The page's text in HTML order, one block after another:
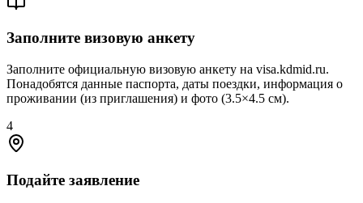
Заполните визовую анкету
Заполните официальную визовую анкету на visa.kdmid.ru.
Понадобятся данные паспорта, даты поездки, информация о
проживании (из приглашения) и фото (3.5×4.5 см).
4
Подайте заявление